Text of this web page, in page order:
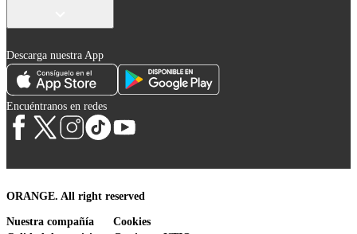
Descarga nuestra App
Encuéntranos en redes
ORANGE. All right reserved
Nuestra compañía
Cookies